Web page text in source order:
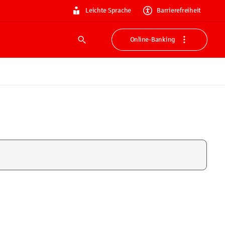
Leichte Sprache Barrierefreiheit
Suche
Online-Banking